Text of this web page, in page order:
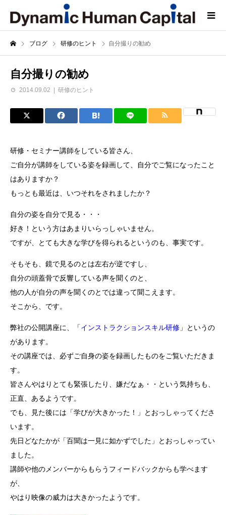
ブログ 研修のヒント 自分撮りの勧め
自分撮りの勧め
2014.09.02 研修のヒント
研修・セミナー講師をしている皆さん、
ご自分が講師をしている姿を録画して、自分でご覧になったこと
はありますか？
もっとも最近は、いつそれをされましたか？
自分の姿を自分で見る・・・
好き！という方はあまりいらっしゃいません。
ですが、とても大きな学びを得られるというのも、事実です。
そもそも、鏡で見るのとは左右が逆ですし、
自分の頭蓋骨で反響している声を聞くのと、
他の人が自分の声を聞くのとでは違って聞こえます。
そこから、です。
弊社の公開講座に、「インストラクションスキル研修 」というの
があります。
その講座では、必ずご自身の姿を録画したものをご覧いただきま
す。
皆さんやはりとても緊張したり、嫌だなぁ・・という気持ちも、
正直、あるようです。
でも、見た後には「学びが大きかった！」とおっしゃってくださ
います。
先日どなたかが「百聞は一見に如かずでした」とおっしゃってい
ました。
講師や他のメンバーからもらうフィードバックからも学べます
が、
やはり映像の威力は大きかったようです。